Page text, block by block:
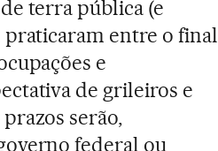
terra pública (e
praticaram entre o final
e
de grileiros e
serão,
federal ou